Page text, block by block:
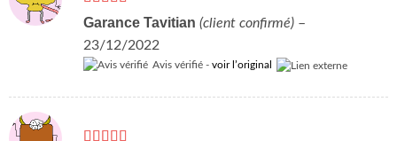
Note5sur 5
Garance Tavitian (client confirmé) –
23/12/2022
Avis vérifié - voir l’original